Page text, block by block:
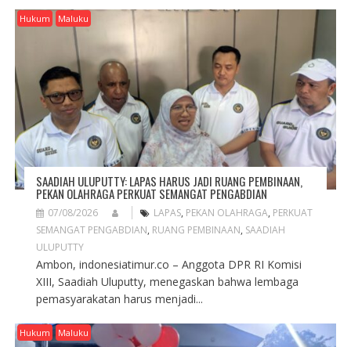
Hukum Maluku
SAADIAH ULUPUTTY: LAPAS HARUS JADI RUANG PEMBINAAN,
PEKAN OLAHRAGA PERKUAT SEMANGAT PENGABDIAN
07/08/2026 LAPAS, PEKAN OLAHRAGA, PERKUAT
SEMANGAT PENGABDIAN, RUANG PEMBINAAN, SAADIAH
ULUPUTTY
Ambon, indonesiatimur.co – Anggota DPR RI Komisi
XIII, Saadiah Uluputty, menegaskan bahwa lembaga
pemasyarakatan harus menjadi...
Hukum Maluku